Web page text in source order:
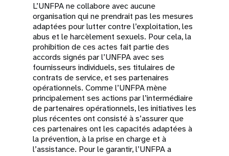
L’UNFPA ne collabore avec aucune
organisation qui ne prendrait pas les mesures
adaptées pour lutter contre l’exploitation, les
abus et le harcèlement sexuels. Pour cela, la
prohibition de ces actes fait partie des
accords signés par l’UNFPA avec ses
fournisseurs individuels, ses titulaires de
contrats de service, et ses partenaires
opérationnels. Comme l’UNFPA mène
principalement ses actions par l’intermédiaire
de partenaires opérationnels, les initiatives les
plus récentes ont consisté à s’assurer que
ces partenaires ont les capacités adaptées à
la prévention, à la prise en charge et à
l’assistance. Pour le garantir, l’UNFPA a